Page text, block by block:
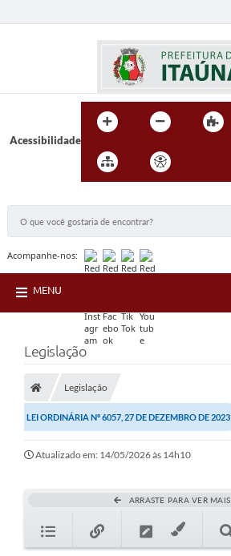
Acessibilidade
Acompanhe-nos:
MENU
Legislação
Legislação
LEI ORDINÁRIA Nº 6057, 27 DE DEZEMBRO DE 2023
Atualizado em: 14/05/2026 às 14h10
ARRASTE PARA VER MAIS